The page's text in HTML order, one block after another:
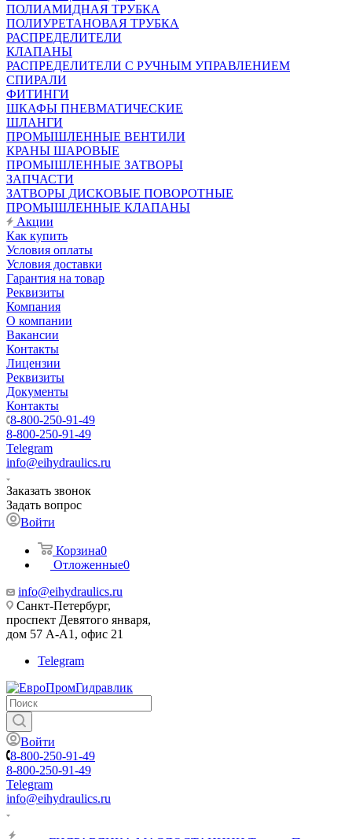
ПОЛИАМИДНАЯ ТРУБКА
ПОЛИУРЕТАНОВАЯ ТРУБКА
РАСПРЕДЕЛИТЕЛИ
КЛАПАНЫ
РАСПРЕДЕЛИТЕЛИ С РУЧНЫМ УПРАВЛЕНИЕМ
СПИРАЛИ
ФИТИНГИ
ШКАФЫ ПНЕВМАТИЧЕСКИЕ
ШЛАНГИ
ПРОМЫШЛЕННЫЕ ВЕНТИЛИ
КРАНЫ ШАРОВЫЕ
ПРОМЫШЛЕННЫЕ ЗАТВОРЫ
ЗАПЧАСТИ
ЗАТВОРЫ ДИСКОВЫЕ ПОВОРОТНЫЕ
ПРОМЫШЛЕННЫЕ КЛАПАНЫ
Акции
Как купить
Условия оплаты
Условия доставки
Гарантия на товар
Реквизиты
Компания
О компании
Вакансии
Контакты
Лицензии
Реквизиты
Документы
Контакты
8-800-250-91-49
8-800-250-91-49
Telegram
info@eihydraulics.ru
Заказать звонок
Задать вопрос
Войти
Корзина0
Отложенные0
info@eihydraulics.ru
Санкт-Петербург,
проспект Девятого января,
дом 57 А-А1, офис 21
Telegram
Войти
8-800-250-91-49
8-800-250-91-49
Telegram
info@eihydraulics.ru